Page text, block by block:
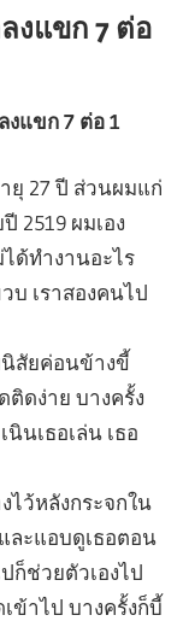
งแขก 7 ต่อ
งแขก 7 ต่อ 1
ยุ 27 ปี ส่วนผมแก่
2519 ผมเอง
ด้ทำงานอะไร
บ เราสองคนไป
นิสัยค่อนข้างขี้
ติดง่าย บางครั้ง
นเธอเล่น เธอ
ไว้หลังกระจกใน
ละแอบดูเธอตอน
ก็ช่วยตัวเองไป
ข้าไป บางครั้งก็บี้